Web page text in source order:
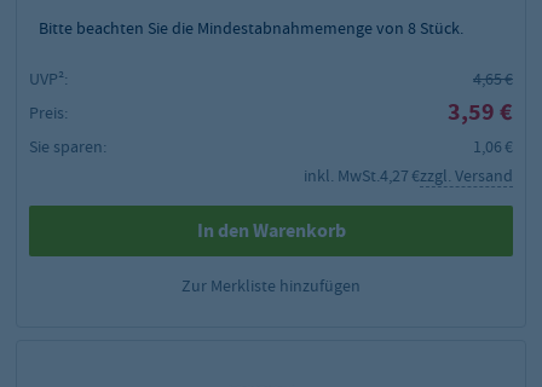
Bitte beachten Sie die Mindestabnahmemenge von 8 Stück.
UVP²:
4,65 €
Preis:
3,59 €
Sie sparen:
1,06 €
inkl. MwSt.4,27 €zzgl. Versand
In den Warenkorb
Zur Merkliste hinzufügen